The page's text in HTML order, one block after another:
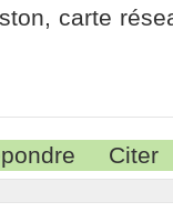
carte
Citer